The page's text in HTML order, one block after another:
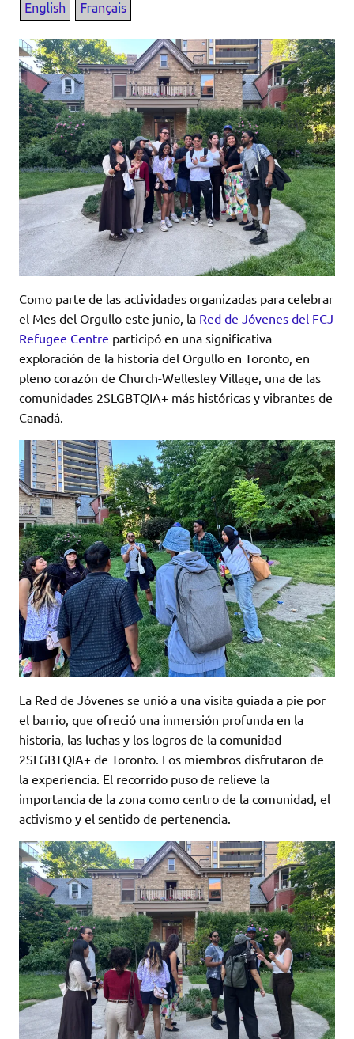
Como parte de las actividades organizadas para celebrar
el Mes del Orgullo este junio, la Red de Jóvenes del FCJ
Refugee Centre participó en una significativa
exploración de la historia del Orgullo en Toronto, en
pleno corazón de Church-Wellesley Village, una de las
comunidades 2SLGBTQIA+ más históricas y vibrantes de
Canadá.
La Red de Jóvenes se unió a una visita guiada a pie por
el barrio, que ofreció una inmersión profunda en la
historia, las luchas y los logros de la comunidad
2SLGBTQIA+ de Toronto. Los miembros disfrutaron de
la experiencia. El recorrido puso de relieve la
importancia de la zona como centro de la comunidad, el
activismo y el sentido de pertenencia.